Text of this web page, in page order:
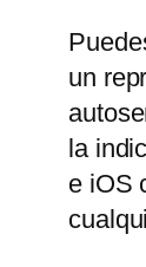
un
la
e iOS